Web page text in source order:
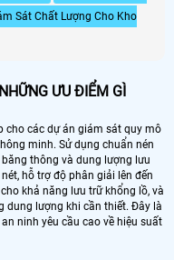
Sát Chất Lượng Cho Kho
ƯU ĐIỂM GÌ
cho các dự án giám sát quy mô
minh. Sử dụng chuẩn nén
thông và dung lượng lưu
hỗ trợ độ phân giải lên đến
cho khả năng lưu trữ khổng lồ, và
dung lượng khi cần thiết. Đây là
ninh yêu cầu cao về hiệu suất